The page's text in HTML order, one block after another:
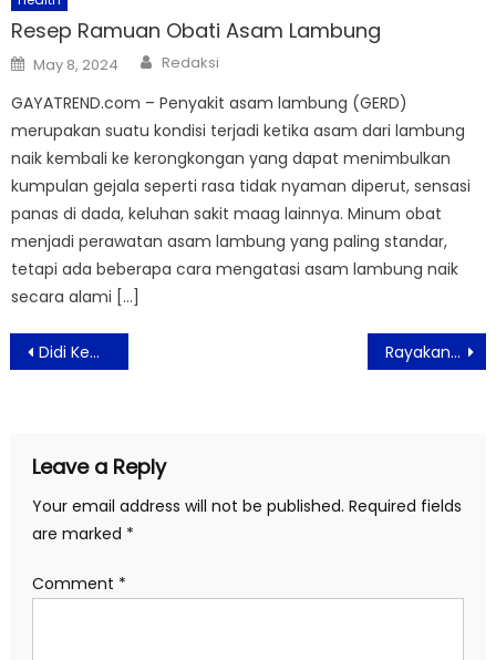
Resep Ramuan Obati Asam Lambung
Posted
on
May 8, 2024 Author
Redaksi
GAYATREND.com – Penyakit asam lambung (GERD)
merupakan suatu kondisi terjadi ketika asam dari lambung
naik kembali ke kerongkongan yang dapat menimbulkan
kumpulan gejala seperti rasa tidak nyaman diperut, sensasi
panas di dada, keluhan sakit maag lainnya. Minum obat
menjadi perawatan asam lambung yang paling standar,
tetapi ada beberapa cara mengatasi asam lambung naik
secara alami […]
Post
navigation
Didi Kempot Gelar Konser Akbar ‘Ambyar Tak Jogetin’ Memperingati 30 Tahun Berkarya di GBK Rayakan Hari Jadi Kota Bekasi, Pemkot Dan Disparbud Selenggarakan Bekasi Night Festival
Leave a Reply
Your email address will not be published. Required fields
are marked *
Comment *